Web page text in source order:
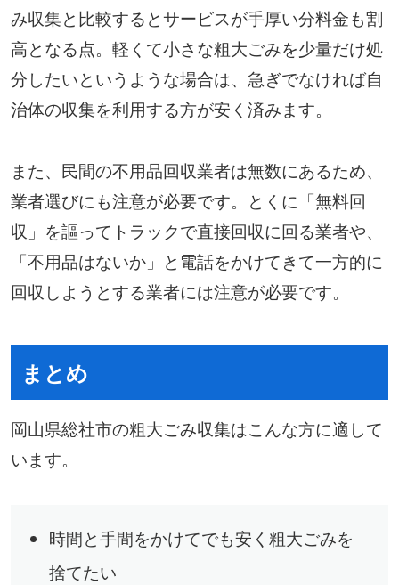
み収集と比較するとサービスが手厚い分料金も割
高となる点。軽くて小さな粗大ごみを少量だけ処
分したいというような場合は、急ぎでなければ自
治体の収集を利用する方が安く済みます。
また、民間の不用品回収業者は無数にあるため、
業者選びにも注意が必要です。とくに「無料回
収」を謳ってトラックで直接回収に回る業者や、
「不用品はないか」と電話をかけてきて一方的に
回収しようとする業者には注意が必要です。
まとめ
岡山県総社市の粗大ごみ収集はこんな方に適して
います。
時間と手間をかけてでも安く粗大ごみを
捨てたい